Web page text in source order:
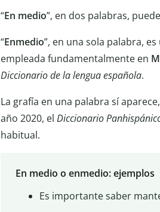
“En medio”, en dos palabras,
“Enmedio”, en una sola palabra,
empleada fundamentalmente en
Diccionario de la lengua española.
La grafía en una palabra sí
año 2020, el Diccionario
habitual.
En medio o enmedio: ejemplos
Es importante saber